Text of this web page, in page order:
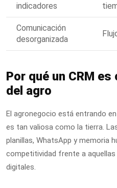
indicadores
Comunicación
desorganizada
Por qué un CRM
del agro
El agronegocio está entrando
es tan valiosa como la tierra.
planillas, WhatsApp y memoria
competitividad frente a
digitales.